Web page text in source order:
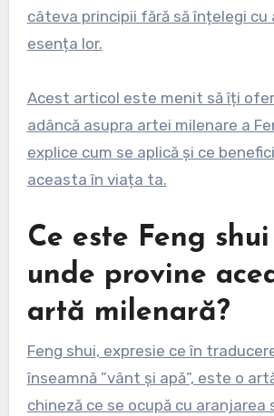
câteva principii fără să înțelegi cu
esența lor.
Acest articol este menit să îți
adâncă asupra artei milenare a
explice cum se aplică și ce
aceasta în viața ta.
Ce este Feng
unde provine
artă milenară?
Feng shui, expresie ce în
înseamnă ”vânt și apă”, este o
chineză ce se ocupă cu aranjarea